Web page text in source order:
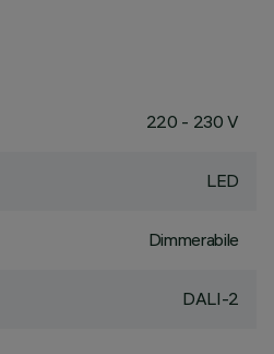
220 - 230 V
LED
Dimmerabile
DALI-2